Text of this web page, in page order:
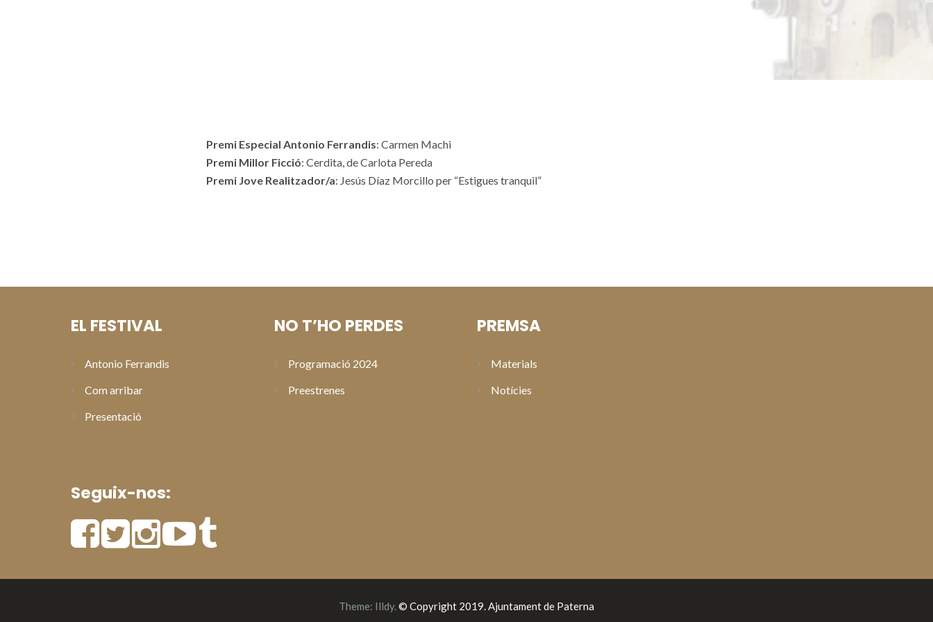
Premi Especial Antonio Ferrandis: Carmen Machi
Premi Millor Ficció: Cerdita, de Carlota Pereda
Premi Jove Realitzador/a: Jesús Díaz Morcillo per “Estigues tranquil”
EL FESTIVAL
Antonio Ferrandis
Com arribar
Presentació
Seguix-nos:
NO T’HO PERDES
Programació 2024
Preestrenes
PREMSA
Materials
Notícies
Theme: Illdy.© Copyright 2019. Ajuntament de Paterna